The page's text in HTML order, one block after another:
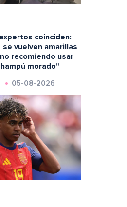
coinciden:
se vuelven amarillas
recomiendo usar
morado"
05-08-2026